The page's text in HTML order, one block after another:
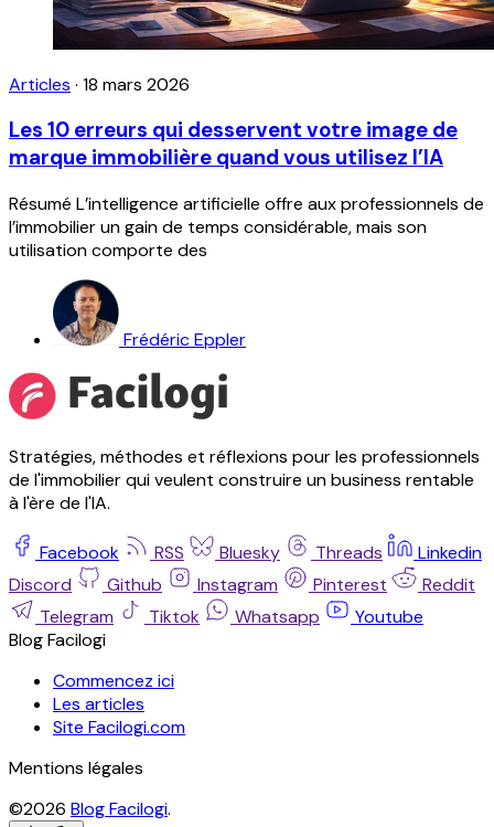
Articles · 18 mars 2026
Les 10 erreurs qui desservent votre image de
marque immobilière quand vous utilisez l’IA
Résumé L’intelligence artificielle offre aux professionnels de
l’immobilier un gain de temps considérable, mais son
utilisation comporte des
Frédéric Eppler
Stratégies, méthodes et réflexions pour les professionnels
de l'immobilier qui veulent construire un business rentable
à l'ère de l'IA.
Facebook RSS Bluesky Threads
Linkedin
Discord
Github Instagram Pinterest
Reddit
Telegram
Tiktok Whatsapp
Youtube
Blog Facilogi
Commencez ici
Les articles
Site Facilogi.com
Mentions légales
©2026 Blog Facilogi.